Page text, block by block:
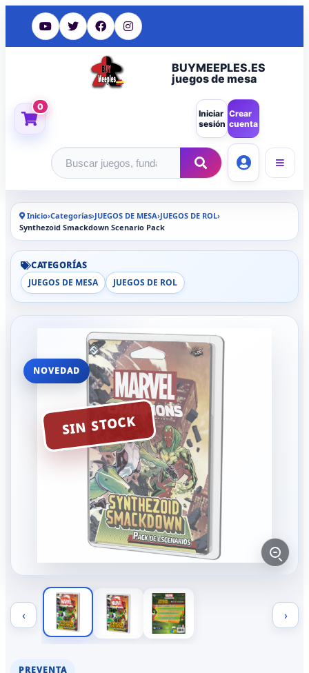
BUYMEEPLES.ES
juegos de mesa
0
Iniciar
sesión
Crear
cuenta
Buscar productos
Inicio›Categorías›JUEGOS DE MESA›JUEGOS DE ROL›
Synthezoid Smackdown Scenario Pack
CATEGORÍAS
JUEGOS DE MESA
JUEGOS DE ROL
NOVEDAD
SIN STOCK
‹ ›
PREVENTA